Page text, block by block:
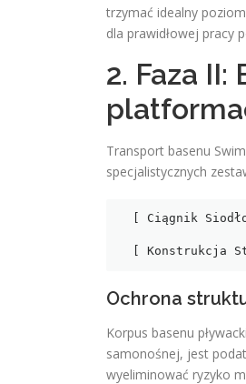
trzymać idealny
dla prawidłowej pracy
2. Faza
Transport basenu
specjalistycznych
Ochrona
Korpus basenu
samonośnej, jest
wyeliminować ryzyko